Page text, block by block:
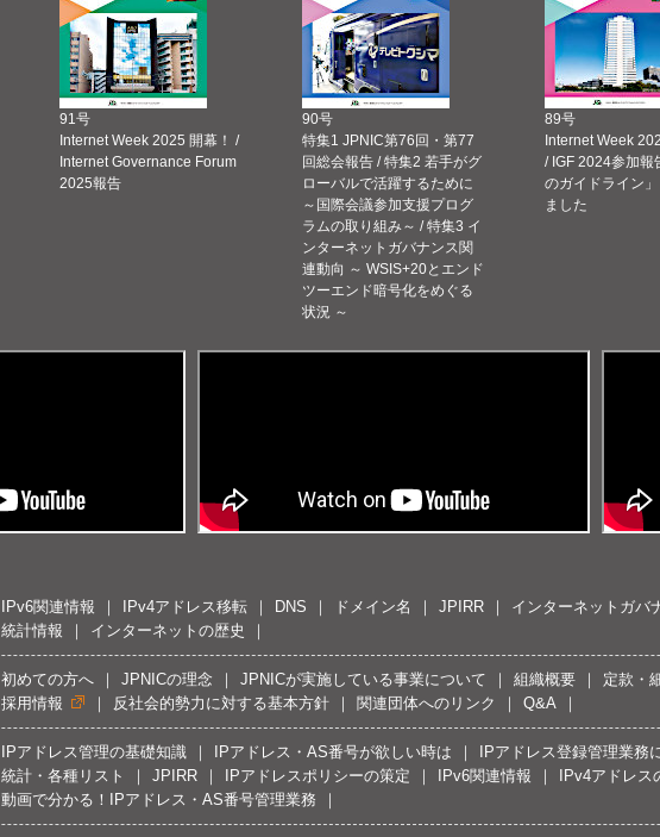
91号
Internet Week 2025 開幕！ /
Internet Governance Forum
2025報告
90号
特集1 JPNIC第76回・第77
回総会報告 / 特集2 若手がグ
ローバルで活躍するために
～国際会議参加支援プログ
ラムの取り組み～ / 特集3 イ
ンターネットガバナンス関
連動向 ～ WSIS+20とエンド
ツーエンド暗号化をめぐる
状況 ～
89号
Internet Week
/ IGF 2024参加報
のガイドライン
ました
IPv6関連情報 IPv4アドレス移転 DNS ドメイン名 JPIRR
インターネットガバ
統計情報
インターネットの歴史
初めての方へ JPNICの理念 JPNICが実施している事業について 組織概要
定款・
採用情報
反社会的勢力に対する基本方針 関連団体へのリンク Q&A
IPアドレス管理の基礎知識 IPアドレス・AS番号が欲しい時は
IPアドレス登録管理業務
統計・各種リスト
JPIRR IPアドレスポリシーの策定 IPv6関連情報
IPv4アドレス
動画で分かる！IPアドレス・AS番号管理業務